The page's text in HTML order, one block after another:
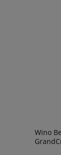
Wino